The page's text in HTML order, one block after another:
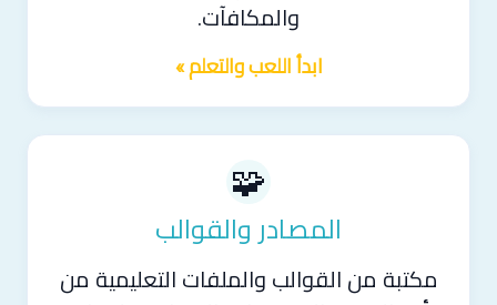
والمكافآت.
ابدأ اللعب والتعلم »
🧩
المصادر والقوالب
مكتبة من القوالب والملفات التعليمية من